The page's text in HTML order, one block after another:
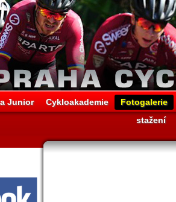
Junior Cykloakademie
Fotogalerie
stažení